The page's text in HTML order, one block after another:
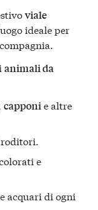
viale
ideale per
animali da
capponie altre
e
acquari di ogni